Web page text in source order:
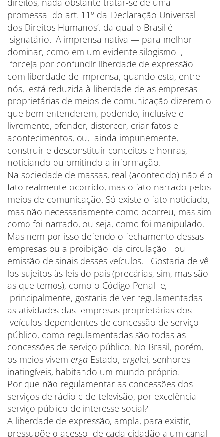
direitos, nada obstante tratar-se de uma
promessa do art. 11º da ‘Declaração Universal
dos Direitos Humanos’, da qual o Brasil é
signatário. A imprensa nativa — para melhor
dominar, como em um evidente silogismo–,
forceja por confundir liberdade de expressão
com liberdade de imprensa, quando esta, entre
nós, está reduzida à liberdade de as empresas
proprietárias de meios de comunicação dizerem o
que bem entenderem, podendo, inclusive e
livremente, ofender, distorcer, criar fatos e
acontecimentos, ou, ainda impunemente,
construir e desconstituir conceitos e honras,
noticiando ou omitindo a informação.
Na sociedade de massas, real (acontecido) não é o
fato realmente ocorrido, mas o fato narrado pelos
meios de comunicação. Só existe o fato noticiado,
mas não necessariamente como ocorreu, mas sim
como foi narrado, ou seja, como foi manipulado.
Mas nem por isso defendo o fechamento dessas
empresas ou a proibição da circulação ou
emissão de sinais desses veículos. Gostaria de vê-
los sujeitos às leis do país (precárias, sim, mas são
as que temos), como o Código Penal e,
principalmente, gostaria de ver regulamentadas
as atividades das empresas proprietárias dos
veículos dependentes de concessão de serviço
público, como regulamentadas são todas as
concessões de serviço público. No Brasil, porém,
os meios vivem erga Estado, ergalei, senhores
inatingíveis, habitando um mundo próprio.
Por que não regulamentar as concessões dos
serviços de rádio e de televisão, por excelência
serviço público de interesse social?
A liberdade de expressão, ampla, para existir,
pressupõe o acesso de cada cidadão a um canal